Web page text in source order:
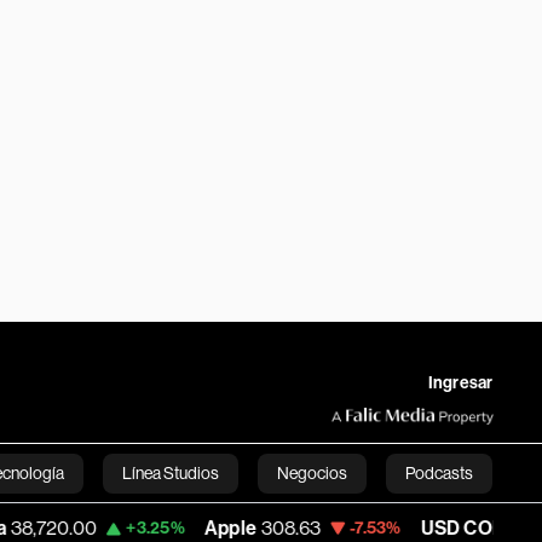
Ingresar
Línea Studios Negocios Podcasts
English
+3.25% Apple 308.63 -7.53% USD COP 3,152.58